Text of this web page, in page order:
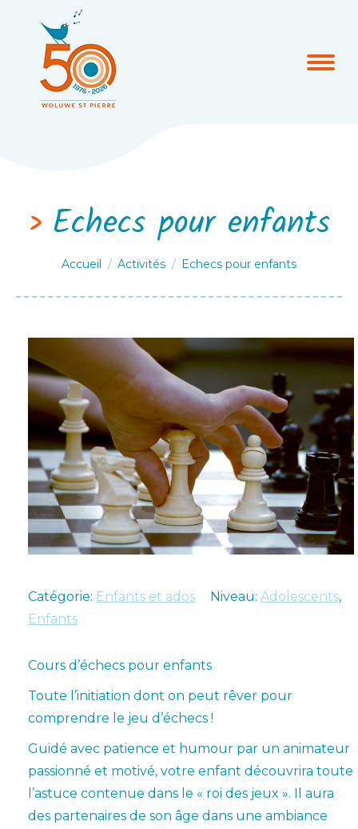
Echecs pour enfants
Vous êtes ici :
Accueil Activités Echecs pour enfants
Catégorie: Enfants et ados Niveau: Adolescents,
Enfants
Cours d’échecs pour enfants
Toute l’initiation dont on peut rêver pour
comprendre le jeu d’échecs !
Guidé avec patience et humour par un animateur
passionné et motivé, votre enfant découvrira toute
l’astuce contenue dans le « roi des jeux ». Il aura
des partenaires de son âge dans une ambiance